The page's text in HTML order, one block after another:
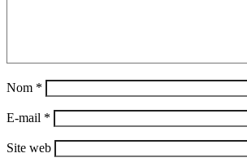
Nom *
E-mail *
Site web